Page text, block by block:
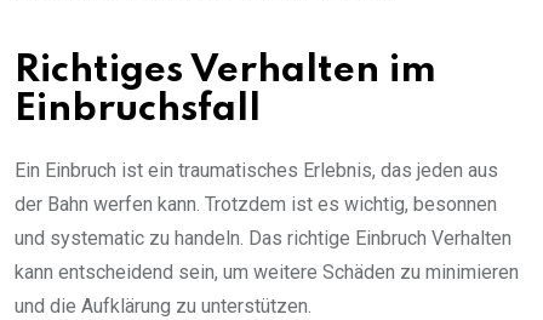
Richtiges Verhalten im
Einbruchsfall
Ein Einbruch ist ein traumatisches Erlebnis, das jeden aus
der Bahn werfen kann. Trotzdem ist es wichtig, besonnen
und systematic zu handeln. Das richtige Einbruch Verhalten
kann entscheidend sein, um weitere Schäden zu minimieren
und die Aufklärung zu unterstützen.